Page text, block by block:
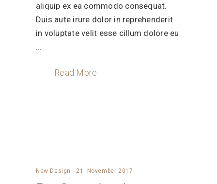
aliquip ex ea commodo consequat.
Duis aute irure dolor in reprehenderit
in voluptate velit esse cillum dolore eu
Read More
New Design 21. November 2017